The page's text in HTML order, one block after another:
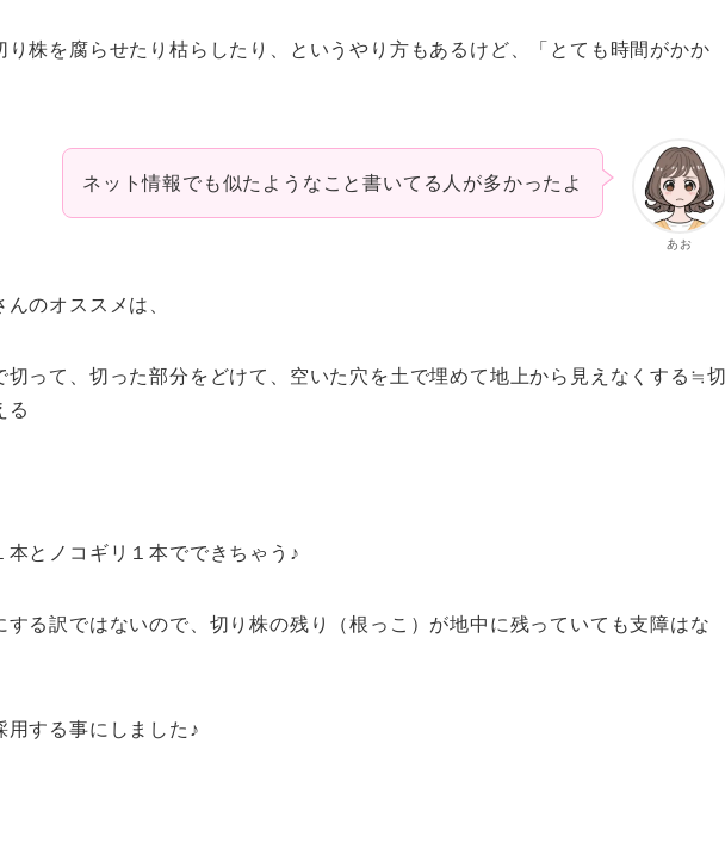
り株を腐らせたり枯らしたり、というやり方もあるけど、「とても時間がかか
あお
ネット情報でも似たようなこと書いてる人が多かったよ
のオススメは、
切って、切った部分をどけて、空いた穴を土で埋めて地上から見えなくする≒切
る
本とノコギリ１本でできちゃう♪
する訳ではないので、切り株の残り（根っこ）が地中に残っていても支障はな
用する事にしました♪